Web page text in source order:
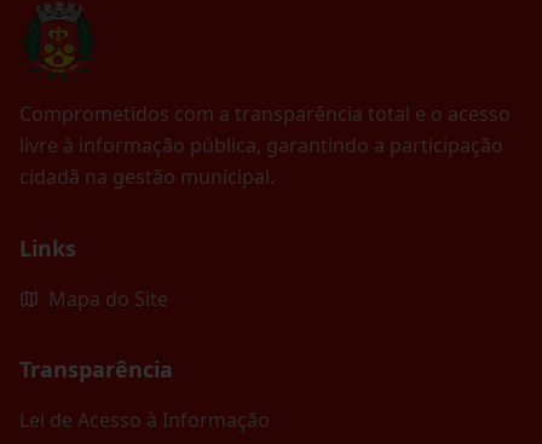
Comprometidos com a transparência total e o acesso
livre à informação pública, garantindo a participação
cidadã na gestão municipal.
Links
Mapa do Site
Transparência
Lei de Acesso à Informação